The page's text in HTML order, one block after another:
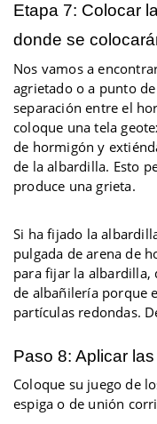
Etapa 7: Colocar
donde se
Nos vamos a
agrietado o a punto
separación entre el
coloque una tela
de hormigón y
de la albardilla. Esto
produce una grieta.
Si ha fijado la
pulgada de arena de
para fijar la albardilla,
de albañilería porque
partículas redondas.
Paso 8: Aplicar
Coloque su juego de
espiga o de unión